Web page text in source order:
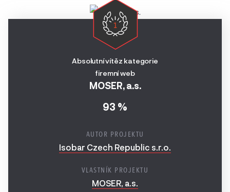
Ročník
Microsite
Mobilní řešení
Digitální reklamní
kampaň
Nejefektivnější digitální
E-mailingová kampaň
Self-care
Absolutní vítěz kategorie
firemní web
MOSER, a.s.
93 %
AUTOR PROJEKTU
Isobar Czech Republic s.r.o.
VLASTNÍK PROJEKTU
MOSER, a.s.